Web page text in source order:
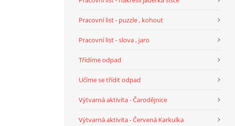
Pracovní list - puzzle , kohout
Pracovní list - slova , jaro
Třídíme odpad
Učíme se třídit odpad
Výtvarná aktivita - Čarodějnice
Výtvarná aktivita - Červená Karkulka